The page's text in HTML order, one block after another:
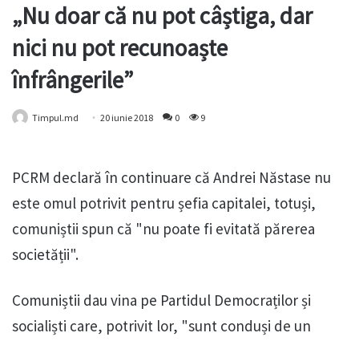
„Nu doar că nu pot câștiga, dar
nici nu pot recunoaște
înfrângerile”
Timpul.md 20 iunie 2018 0 9
PCRM declară în continuare că Andrei Năstase nu
este omul potrivit pentru șefia capitalei, totuși,
comuniștii spun că "nu poate fi evitată părerea
societății".
Comuniștii dau vina pe Partidul Democraților și
socialiști care, potrivit lor, "sunt conduși de un